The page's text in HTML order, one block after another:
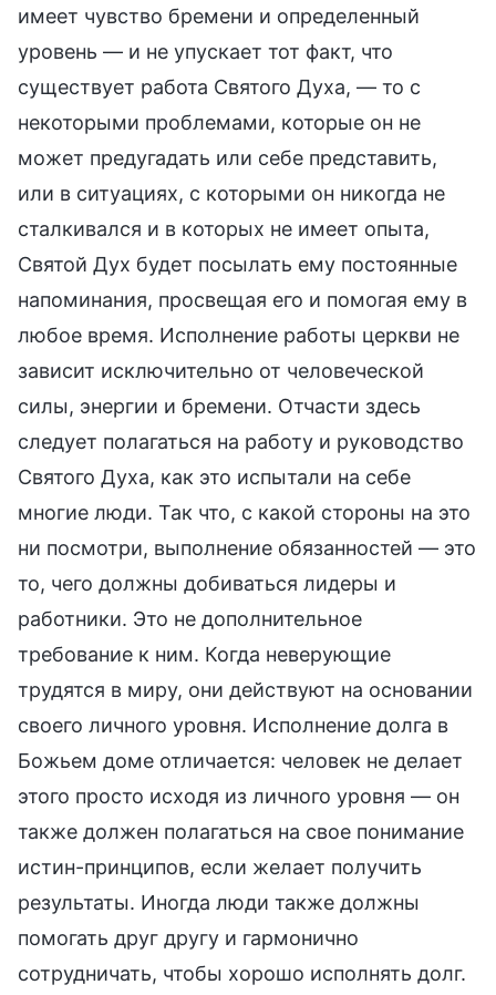
имеет чувство бремени и определенный
уровень — и не упускает тот факт, что
существует работа Святого Духа, — то с
некоторыми проблемами, которые он не
может предугадать или себе представить,
или в ситуациях, с которыми он никогда не
сталкивался и в которых не имеет опыта,
Святой Дух будет посылать ему постоянные
напоминания, просвещая его и помогая ему в
любое время. Исполнение работы церкви не
зависит исключительно от человеческой
силы, энергии и бремени. Отчасти здесь
следует полагаться на работу и руководство
Святого Духа, как это испытали на себе
многие люди. Так что, с какой стороны на это
ни посмотри, выполнение обязанностей — это
то, чего должны добиваться лидеры и
работники. Это не дополнительное
требование к ним. Когда неверующие
трудятся в миру, они действуют на основании
своего личного уровня. Исполнение долга в
Божьем доме отличается: человек не делает
этого просто исходя из личного уровня — он
также должен полагаться на свое понимание
истин-принципов, если желает получить
результаты. Иногда люди также должны
помогать друг другу и гармонично
сотрудничать, чтобы хорошо исполнять долг.